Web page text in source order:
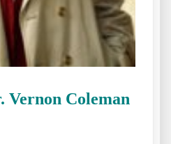
Vernon Coleman